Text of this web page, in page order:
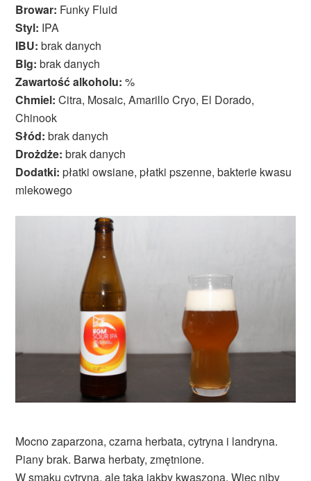
Browar: Funky Fluid
Styl: IPA
IBU: brak danych
Blg: brak danych
Zawartość alkoholu: %
Chmiel: Citra, Mosaic, Amarillo Cryo, El Dorado,
Chinook
Słód: brak danych
Drożdże: brak danych
Dodatki: płatki owsiane, płatki pszenne, bakterie kwasu
mlekowego
Mocno zaparzona, czarna herbata, cytryna i landryna.
Piany brak. Barwa herbaty, zmętnione.
W smaku cytryna, ale taka jakby kwaszona. Więc niby